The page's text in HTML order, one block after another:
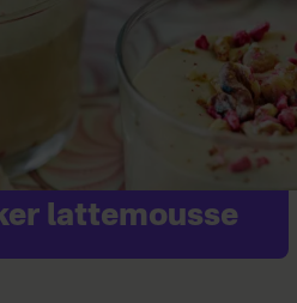
lattemousse